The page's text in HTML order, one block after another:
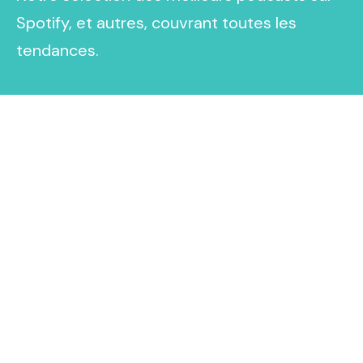
Spotify, et autres, couvrant toutes les
tendances.